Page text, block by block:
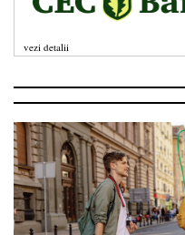
vezi detalii